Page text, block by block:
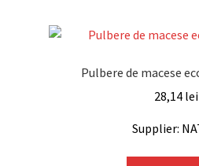
Pulbere de macese
28,14 lei
Supplier: